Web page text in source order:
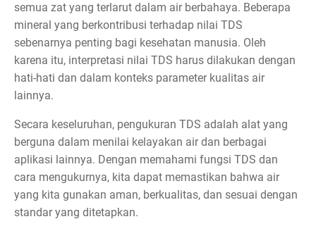
semua zat yang terlarut dalam air berbahaya. Beberapa
mineral yang berkontribusi terhadap nilai TDS
sebenarnya penting bagi kesehatan manusia. Oleh
karena itu, interpretasi nilai TDS harus dilakukan dengan
hati-hati dan dalam konteks parameter kualitas air
lainnya.
Secara keseluruhan, pengukuran TDS adalah alat yang
berguna dalam menilai kelayakan air dan berbagai
aplikasi lainnya. Dengan memahami fungsi TDS dan
cara mengukurnya, kita dapat memastikan bahwa air
yang kita gunakan aman, berkualitas, dan sesuai dengan
standar yang ditetapkan.